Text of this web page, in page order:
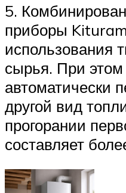
5.
приборы
использования
сырья. При этом
автоматически
другой вид
прогорании
составляет